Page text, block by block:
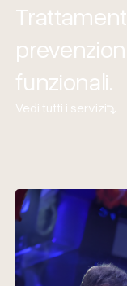
funzionali.
Vedi tutti i servizi